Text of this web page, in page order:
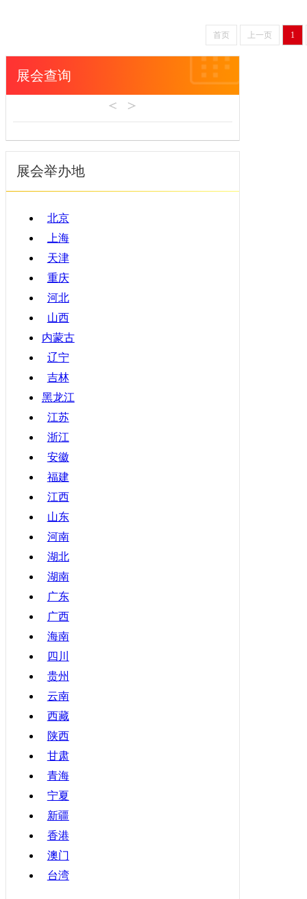
首页 上一页 1
展会查询
展会举办地
北京
上海
天津
重庆
河北
山西
内蒙古
辽宁
吉林
黑龙江
江苏
浙江
安徽
福建
江西
山东
河南
湖北
湖南
广东
广西
海南
四川
贵州
云南
西藏
陕西
甘肃
青海
宁夏
新疆
香港
澳门
台湾